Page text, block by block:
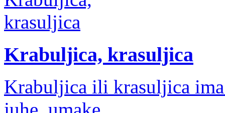
Krabuljica, krasuljica
Krabuljica ili krasuljica